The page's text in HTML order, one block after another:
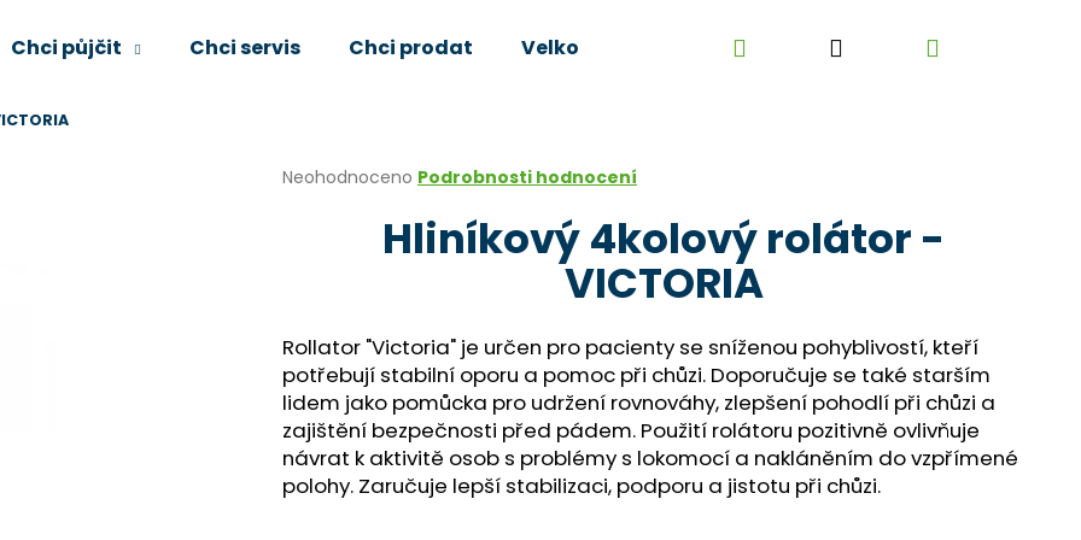
Chci půjčit Chci servis Chci prodat Velkoobchod Kontakt Kariéra
Přihlášení
Průměrné
hvězdiček.
Neohodnoceno Podrobnosti hodnocení
Hliníkový 4kolový rolátor -
VICTORIA
Rollator "Victoria" je určen pro pacienty se sníženou pohyblivostí, kteří
potřebují stabilní oporu a pomoc při chůzi. Doporučuje se také starším
lidem jako pomůcka pro udržení rovnováhy, zlepšení pohodlí při chůzi a
zajištění bezpečnosti před pádem. Použití rolátoru pozitivně ovlivňuje
návrat k aktivitě osob s problémy s lokomocí a nakláněním do vzpřímené
polohy. Zaručuje lepší stabilizaci, podporu a jistotu při chůzi.
Co potřebujete najít?
HLEDAT